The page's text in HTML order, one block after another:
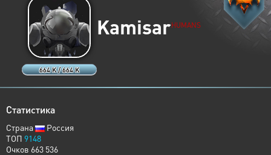
664 K / 664 K
KamisarHUMANS
Статистика
Страна
Россия
ТОП 9148
Очков 663 536